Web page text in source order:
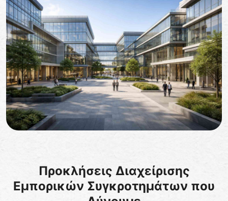
Προκλήσεις Διαχείρισης
Εμπορικών Συγκροτημάτων που